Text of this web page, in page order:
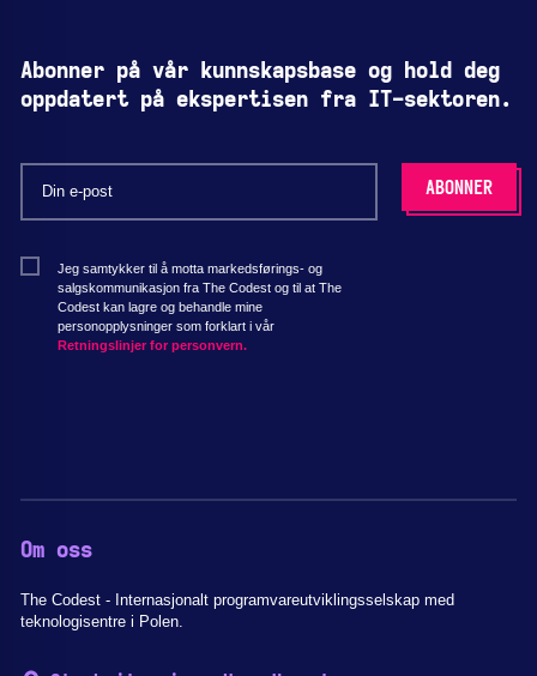
Abonner på vår kunnskapsbase og hold deg
oppdatert på ekspertisen fra IT-sektoren.
Jeg samtykker til å motta markedsførings- og
salgskommunikasjon fra The Codest og til at The
Codest kan lagre og behandle mine
personopplysninger som forklart i vår
Retningslinjer for personvern.
Om oss
The Codest - Internasjonalt programvareutviklingsselskap med
teknologisentre i Polen.